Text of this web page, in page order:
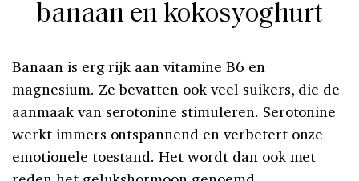
banaan en kokosyoghurt
Banaan is erg rijk aan vitamine B6 en
magnesium. Ze bevatten ook veel suikers, die de
aanmaak van serotonine stimuleren. Serotonine
werkt immers ontspannend en verbetert onze
emotionele toestand. Het wordt dan ook met